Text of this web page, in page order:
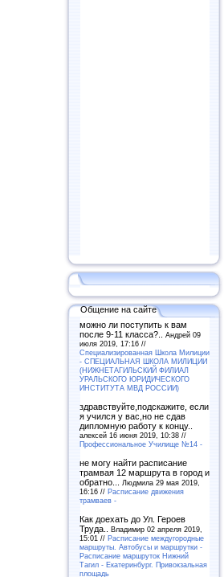
Общение на сайте
можно ли поступить к вам
после 9-11 класса?.. Андрей 09
июля 2019, 17:16 //
Специализированная Школа Милиции
- СПЕЦИАЛЬНАЯ ШКОЛА МИЛИЦИИ
(НИЖНЕТАГИЛЬСКИЙ ФИЛИАЛ
УРАЛЬСКОГО ЮРИДИЧЕСКОГО
ИНСТИТУТА МВД РОССИИ)
здравствуйте,подскажите, если
я учился у вас,но не сдав
дипломную работу к концу..
алексей 16 июня 2019, 10:38 //
Профессиональное Училище №14 -
не могу найти расписание
трамвая 12 маршрута в город и
обратно...
Людмила 29 мая 2019,
16:16 // Расписание движения
трамваев -
Как доехать до Ул. Героев
Труда.. Владимир 02 апреля 2019,
15:01 // Расписание междугородные
маршруты. Автобусы и маршрутки -
Расписание маршруток Нижний
Тагил - Екатеринбург. Привокзальная
площадь